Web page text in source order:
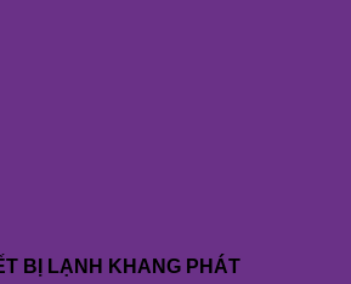
BỊ LẠNH KHANG PHÁT